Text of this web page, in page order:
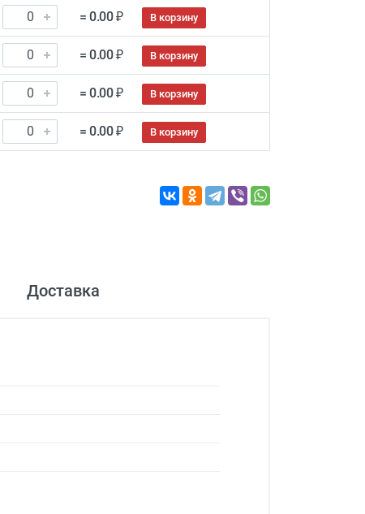
= 0.00 ₽ В корзину
= 0.00 ₽ В корзину
= 0.00 ₽ В корзину
= 0.00 ₽ В корзину
Доставка